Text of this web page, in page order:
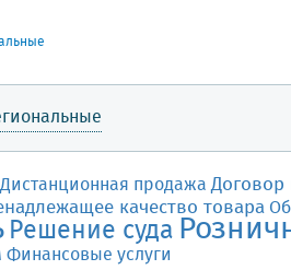
Дистанционная продажа
качество товара
Решение суда
Финансовые услуги